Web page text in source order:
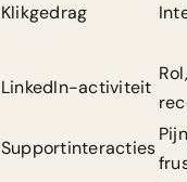
Klikgedrag
LinkedIn-activiteit
Supportinteracties